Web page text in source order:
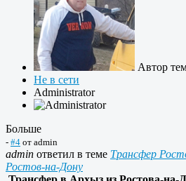
Автор
Не в сети
Administrator
Больше
- #4 от admin
admin ответил в теме Трансфер
Ростов-на-Дону